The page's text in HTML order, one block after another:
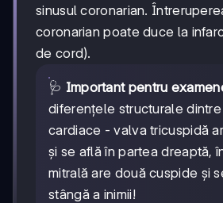
sinusul coronarian.
coronarian poate duce la
de cord).
🩺 Important pentru
diferențele structurale
cardiace - valva tricuspidă
și se află în partea dreaptă,
mitrală are două cuspide și
stângă a inimii!